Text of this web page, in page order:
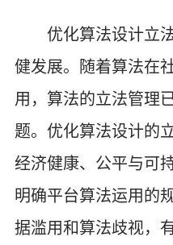
优化算法设计立法
健发展。随着算法在
用，算法的立法管理
题。优化算法设计的
经济健康、公平与可
明确平台算法运用的
据滥用和算法歧视，